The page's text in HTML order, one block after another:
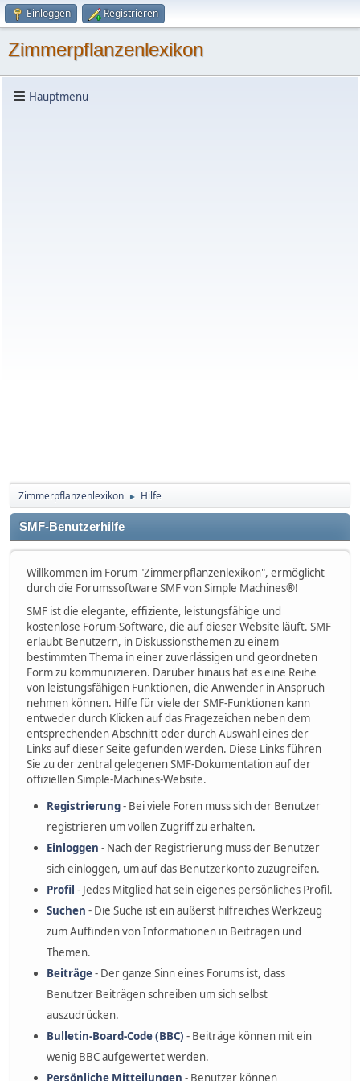
Einloggen Registrieren
Zimmerpflanzenlexikon
Hauptmenü
Zimmerpflanzenlexikon ► Hilfe
SMF-Benutzerhilfe
Willkommen im Forum "Zimmerpflanzenlexikon", ermöglicht
durch die Forumssoftware SMF von Simple Machines®!
SMF ist die elegante, effiziente, leistungsfähige und
kostenlose Forum-Software, die auf dieser Website läuft. SMF
erlaubt Benutzern, in Diskussionsthemen zu einem
bestimmten Thema in einer zuverlässigen und geordneten
Form zu kommunizieren. Darüber hinaus hat es eine Reihe
von leistungsfähigen Funktionen, die Anwender in Anspruch
nehmen können. Hilfe für viele der SMF-Funktionen kann
entweder durch Klicken auf das Fragezeichen neben dem
entsprechenden Abschnitt oder durch Auswahl eines der
Links auf dieser Seite gefunden werden. Diese Links führen
Sie zu der zentral gelegenen SMF-Dokumentation auf der
offiziellen Simple-Machines-Website.
Registrierung- Bei viele Foren muss sich der Benutzer
registrieren um vollen Zugriff zu erhalten.
Einloggen - Nach der Registrierung muss der Benutzer
sich einloggen, um auf das Benutzerkonto zuzugreifen.
Profil - Jedes Mitglied hat sein eigenes persönliches Profil.
Suchen - Die Suche ist ein äußerst hilfreiches Werkzeug
zum Auffinden von Informationen in Beiträgen und
Themen.
Beiträge- Der ganze Sinn eines Forums ist, dass
Benutzer Beiträgen schreiben um sich selbst
auszudrücken.
Bulletin-Board-Code (BBC) - Beiträge können mit ein
wenig BBC aufgewertet werden.
Persönliche Mitteilungen - Benutzer können